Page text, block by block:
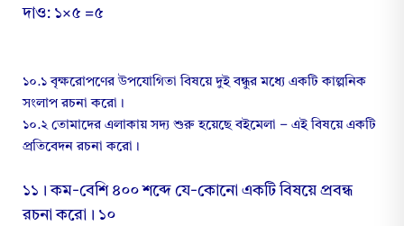
দাও: ১×৫ =৫
১০.১ বৃক্ষরোপণের উপযোগিতা বিষয়ে দুই বন্ধুর মধ্যে একটি কাল্পনিক
সংলাপ রচনা করো।
১০.২ তোমাদের এলাকায় সদ্য শুরু হয়েছে বইমেলা – এই বিষয়ে একটি
প্রতিবেদন রচনা করো।
১১। কম-বেশি ৪০০ শব্দে যে-কোনো একটি বিষয়ে প্রবন্ধ
রচনা করো। ১০